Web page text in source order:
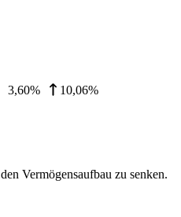
3,60% 10,06%
Vermögensaufbau zu senken.